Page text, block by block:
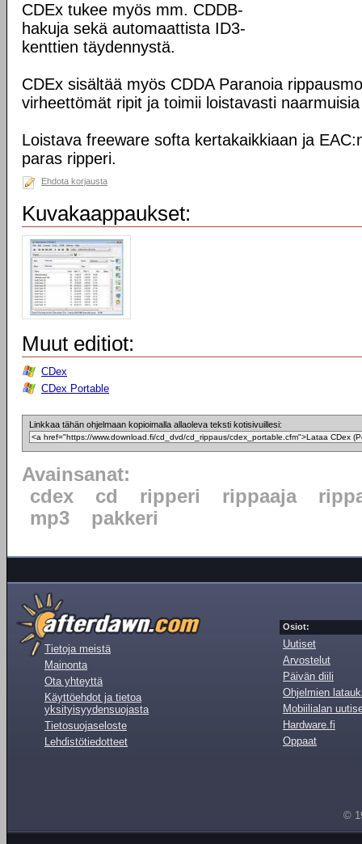
CDEx tukee myös mm. CDDB-
hakuja sekä automaattista ID3-
kenttien täydennystä.
CDEx sisältää myös CDDA Paranoia
virheettömät ripit ja toimii loistavasti
Loistava freeware softa kertakaikkiaan ja
paras ripperi.
Ehdota korjausta
Kuvakaappaukset:
Muut editiot:
CDex
CDex Portable
Linkkaa tähän ohjelmaan kopioimalla allaoleva teksti kotisivuillesi:
Avainsanat:
cdex
cd ripperi rippaaja
mp3
pakkeri
Tietoja meistä
Mainonta
Ota yhteyttä
Käyttöehdot ja tietoa
yksityisyydensuojasta
Tietosuojaseloste
Lehdistötiedotteet
Osiot:
Uutiset
Arvostelut
Päivän diili
Ohjelmien
Mobiilialan
Hardware.fi
Oppaat
©